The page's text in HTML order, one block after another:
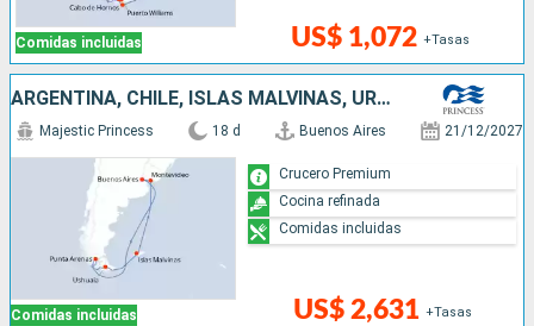
Comidas incluidas US$ 1,072 +Tasas
ARGENTINA, CHILE, ISLAS MALVINAS, URUGUAY
Comidas incluidas
Majestic Princess 18 d Buenos Aires 21/12/2027
US$ 2,631 +Tasas
Crucero Premium
Cocina refinada
Comidas incluidas